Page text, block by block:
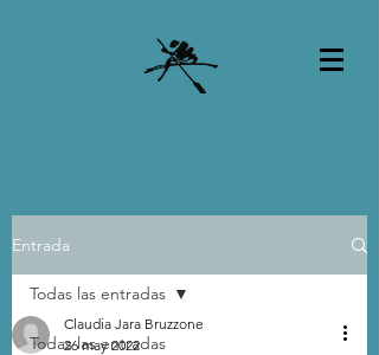
Entrada
Todas las entradas
Todas las entradas
Claudia Jara Bruzzone
26 may 2022